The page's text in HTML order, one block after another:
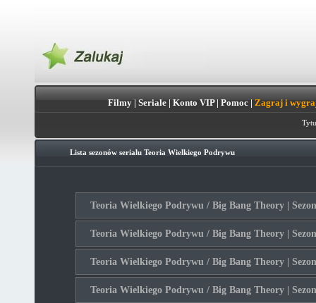
Filmy| Seriale| Konto VIP| Pomoc| Zagraj i
Lista sezonów serialu Teoria Wielkiego Podrywu
Teoria Wielkiego Podrywu / Big Bang Theory |
Teoria Wielkiego Podrywu / Big Bang Theory |
Teoria Wielkiego Podrywu / Big Bang Theory |
Teoria Wielkiego Podrywu / Big Bang Theory |